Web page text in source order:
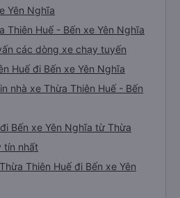
Yên Nghĩa
Thiên Huế - Bến xe Yên Nghĩa
các dòng xe chạy tuyến
Huế đi Bến xe Yên Nghĩa
nhà xe Thừa Thiên Huế - Bến
Bến xe Yên Nghĩa từ Thừa
tín nhất
Thiên Huế đi Bến xe Yên